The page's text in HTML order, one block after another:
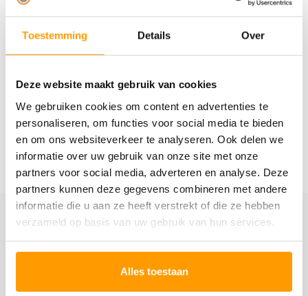
Toestemming Details Over
Deze website maakt gebruik van cookies
We gebruiken cookies om content en advertenties te
personaliseren, om functies voor social media te bieden
en om ons websiteverkeer te analyseren. Ook delen we
informatie over uw gebruik van onze site met onze
partners voor social media, adverteren en analyse. Deze
partners kunnen deze gegevens combineren met andere
informatie die u aan ze heeft verstrekt of die ze hebben
verzameld op basis van uw gebruik van hun services.
Alles toestaan
Gerelateerde producten
Schrijf je hier in voor onze nieuwsbrief
Ontvang onze nieuwste aanbiedingen en
kortingscodes